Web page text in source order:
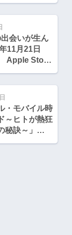
会いが生ん
11月21日
Apple Store
・モバイル時
～ヒトが熱狂
秘訣～」